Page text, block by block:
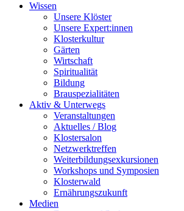
Wissen
Unsere Klöster
Unsere Expert:innen
Klosterkultur
Gärten
Wirtschaft
Spiritualität
Bildung
Brauspezialitäten
Aktiv & Unterwegs
Veranstaltungen
Aktuelles / Blog
Klostersalon
Netzwerktreffen
Weiterbildungsexkursionen
Workshops und Symposien
Klosterwald
Ernährungszukunft
Medien